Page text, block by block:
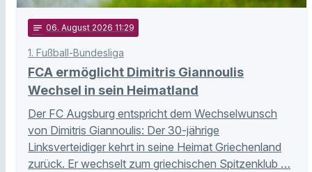
notes 06. August 2026 11:29
1. Fußball-Bundesliga
FCA ermöglicht Dimitris Giannoulis
Wechsel in sein Heimatland
Der FC Augsburg entspricht dem Wechselwunsch
von Dimitris Giannoulis: Der 30-jährige
Linksverteidiger kehrt in seine Heimat Griechenland
zurück. Er wechselt zum griechischen Spitzenklub …